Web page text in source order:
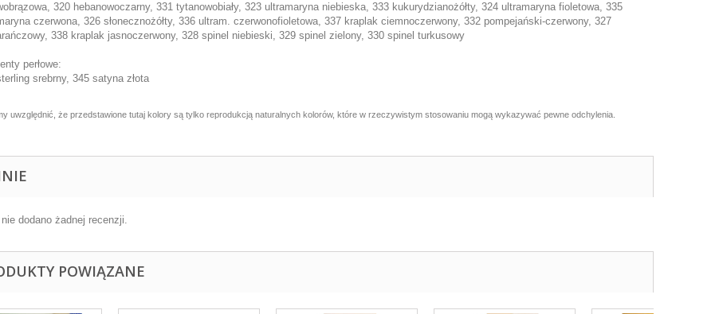
320 hebanowoczarny, 331 tytanowobiały, 323 ultramaryna niebieska, 333 kukurydzianożółty, 324 ultramaryna fioletowa, 335
czerwona, 326 słonecznożółty, 336 ultram. czerwonofioletowa, 337 kraplak ciemnoczerwony, 332 pompejański-czerwony, 327
338 kraplak jasnoczerwony, 328 spinel niebieski, 329 spinel zielony, 330 spinel turkusowy
perłowe:
srebrny, 345 satyna złota
uwzględnić, że przedstawione tutaj kolory są tylko reprodukcją naturalnych kolorów, które w rzeczywistym stosowaniu mogą wykazywać pewne odchylenia.
dodano żadnej recenzji.
POWIĄZANE